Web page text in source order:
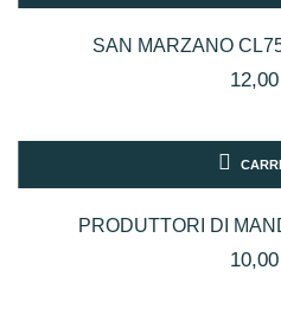
SAN MARZANO
PRODUTTORI DI